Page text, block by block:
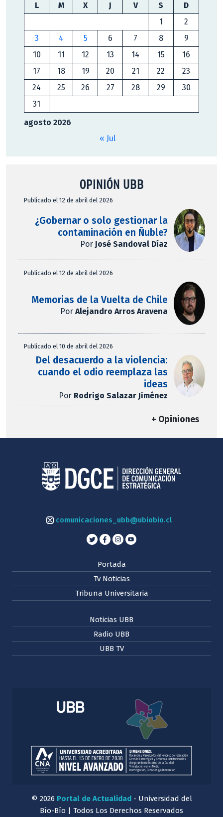
agosto 2026
L M X J V S
D
1
2
3
4 5 6 7 8
9
10
11 12 13 14 15
16
17
18 19 20 21 22
23
24
25 26 27 28 29
30
31
« Jul
OPINIÓN UBB
Publicado el 12 de abril del 2026
¿Gobernar o solo gestionar la
contaminación en Ñuble?
Por José Sandoval Díaz
Publicado el 12 de abril del 2026
Memorias de la Vuelta de Chile
PorAlejandro Arros Aravena
Publicado el 10 de abril del 2026
Del desacuerdo a la violencia:
cuando el odio reemplaza las
ideas
Por Rodrigo Salazar Jiménez
+ Opiniones
comunicaciones_ubb@ubiobio.cl
Portada
Tv Noticias
Tribuna Universitaria
Noticias UBB
Radio UBB
UBB TV
© 2026 Portal de Actualidad- Universidad del
Bío-Bío | Todos Los Derechos Reservados